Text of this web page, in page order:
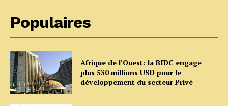
Populaires
Afrique de l’Ouest: la BIDC engage
plus 530 millions USD pour le
développement du secteur Privé